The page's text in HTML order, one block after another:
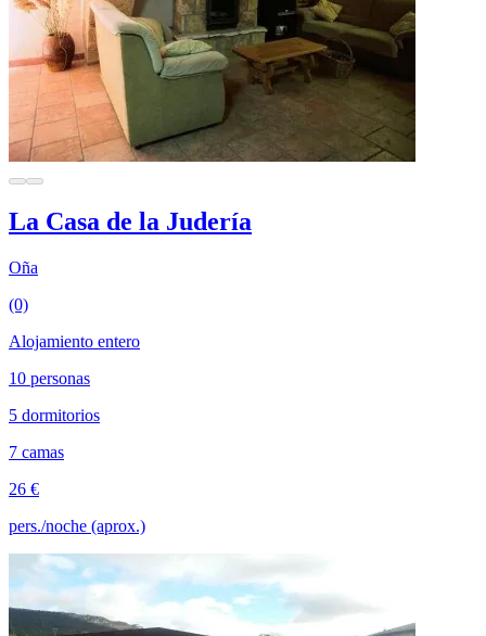
La Casa de la Judería
Oña
(0)
Alojamiento entero
10 personas
5 dormitorios
7 camas
26 €
pers./noche (aprox.)